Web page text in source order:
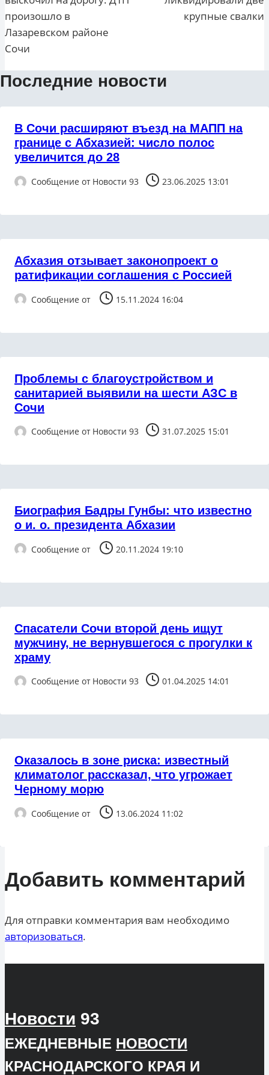
произошло в
Лазаревском районе
Сочи
крупные свалки
Последние новости
В Сочи расширяют въезд на МАПП на
границе с Абхазией: число полос
увеличится до 28
Сообщение от Новости 93 23.06.2025 13:01
Абхазия отзывает законопроект о
ратификации соглашения с Россией
Сообщение от 15.11.2024 16:04
Проблемы с благоустройством и
санитарией выявили на шести АЗС в
Сочи
Сообщение от Новости 93 31.07.2025 15:01
Биография Бадры Гунбы: что известно
о и. о. президента Абхазии
Сообщение от 20.11.2024 19:10
Спасатели Сочи второй день ищут
мужчину, не вернувшегося с прогулки к
храму
Сообщение от Новости 93 01.04.2025 14:01
Оказалось в зоне риска: известный
климатолог рассказал, что угрожает
Черному морю
Сообщение от 13.06.2024 11:02
Добавить комментарий
Для отправки комментария вам необходимо
авторизоваться.
Новости 93
ЕЖЕДНЕВНЫЕ НОВОСТИ
КРАСНОДАРСКОГО КРАЯ И